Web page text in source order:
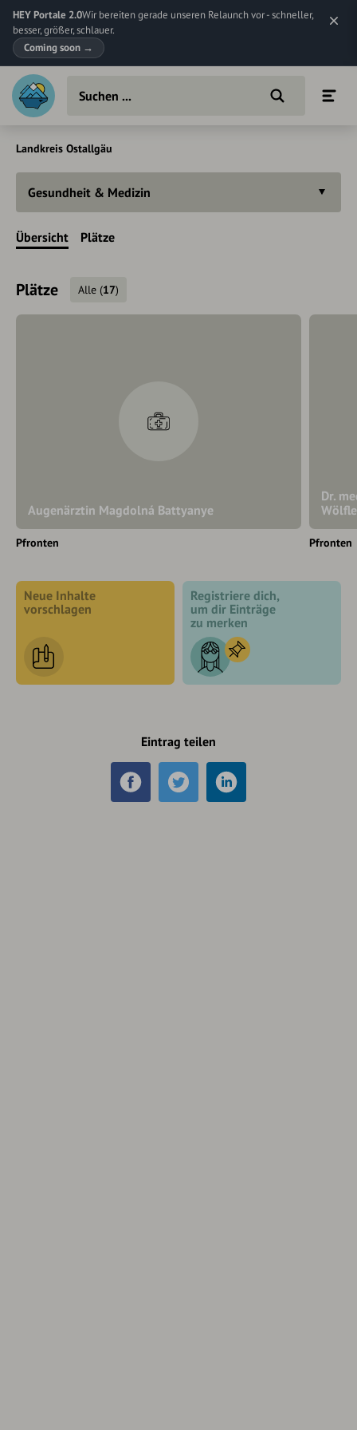
HEY Portale 2.0Wir bereiten gerade unseren Relaunch vor - schneller,
besser, größer, schlauer.
Coming soon →
Landkreis Ostallgäu
Gesundheit & Medizin
Übersicht Plätze
Plätze Alle (17)
Augenärztin Magdolná Battyanye
Pfronten
Dr.
Wölfle
Pfronten
Neue Inhalte
vorschlagen
Registriere dich,
um dir Einträge
zu merken
Eintrag teilen